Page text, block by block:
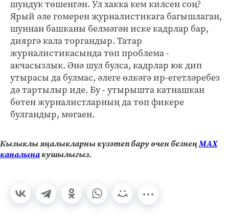
шундук төшенгән. Ул хакка кем килсен соң?
Ярый әле гомерен җурналистикага багышлаган,
шуннан башканы белмәгән иске кадрлар бар,
дияргә кала торгандыр. Татар
журналистикасында төп проблема -
акчасызлык. Әнә шул булса, кадрлар юк дип
утырасы да булмас, әлеге өлкәгә ир-егетләребез
дә тартылыр иде. Бу - утырышта катнашкан
бөтен журналистларның да төп фикере
булгандыр, мөгаен.
Кызыклы яңалыкларны күзәтеп бару өчен безнеңМАХ
каналынакушылыгыз.